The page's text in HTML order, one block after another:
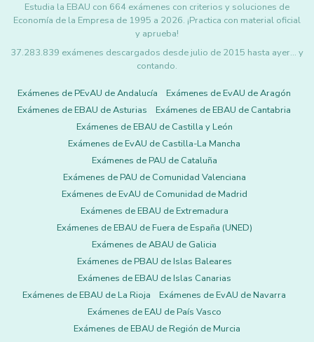
Estudia la EBAU con 664 exámenes con criterios y soluciones de
Economía de la Empresa de 1995 a 2026. ¡Practica con material oficial
y aprueba!
37.283.839 exámenes descargados desde julio de 2015 hasta ayer... y
contando.
Exámenes de PEvAU de Andalucía
Exámenes de EvAU de Aragón
Exámenes de EBAU de Asturias
Exámenes de EBAU de Cantabria
Exámenes de EBAU de Castilla y León
Exámenes de EvAU de Castilla-La Mancha
Exámenes de PAU de Cataluña
Exámenes de PAU de Comunidad Valenciana
Exámenes de EvAU de Comunidad de Madrid
Exámenes de EBAU de Extremadura
Exámenes de EBAU de Fuera de España (UNED)
Exámenes de ABAU de Galicia
Exámenes de PBAU de Islas Baleares
Exámenes de EBAU de Islas Canarias
Exámenes de EBAU de La Rioja
Exámenes de EvAU de Navarra
Exámenes de EAU de País Vasco
Exámenes de EBAU de Región de Murcia